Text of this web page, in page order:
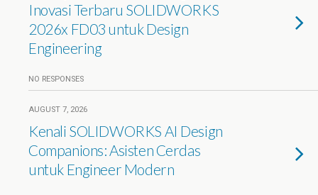
Inovasi Terbaru SOLIDWORKS
2026x FD03 untuk Design
Engineering
NO RESPONSES
AUGUST 7, 2026
Kenali SOLIDWORKS AI Design
Companions: Asisten Cerdas
untuk Engineer Modern